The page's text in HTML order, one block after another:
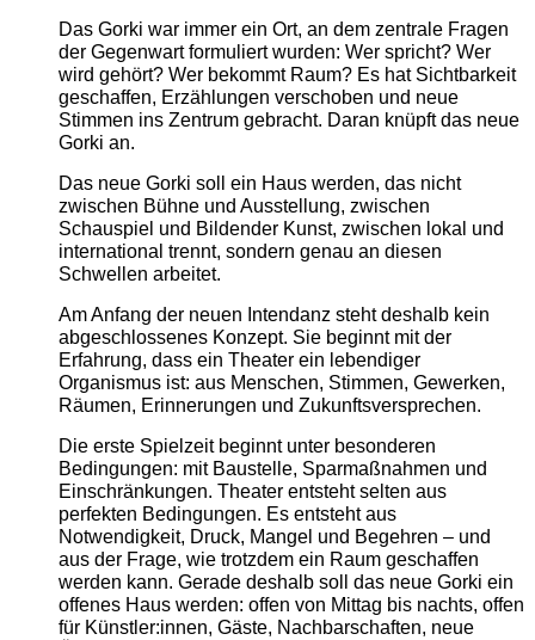
Das Gorki war immer ein Ort, an dem zentrale Fragen
der Gegenwart formuliert wurden: Wer spricht? Wer
wird gehört? Wer bekommt Raum? Es hat Sichtbarkeit
geschaffen, Erzählungen verschoben und neue
Stimmen ins Zentrum gebracht. Daran knüpft das neue
Gorki an.
Das neue Gorki soll ein Haus werden, das nicht
zwischen Bühne und Ausstellung, zwischen
Schauspiel und Bildender Kunst, zwischen lokal und
international trennt, sondern genau an diesen
Schwellen arbeitet.
Am Anfang der neuen Intendanz steht deshalb kein
abgeschlossenes Konzept. Sie beginnt mit der
Erfahrung, dass ein Theater ein lebendiger
Organismus ist: aus Menschen, Stimmen, Gewerken,
Räumen, Erinnerungen und Zukunftsversprechen.
Die erste Spielzeit beginnt unter besonderen
Bedingungen: mit Baustelle, Sparmaßnahmen und
Einschränkungen. Theater entsteht selten aus
perfekten Bedingungen. Es entsteht aus
Notwendigkeit, Druck, Mangel und Begehren – und
aus der Frage, wie trotzdem ein Raum geschaffen
werden kann. Gerade deshalb soll das neue Gorki ein
offenes Haus werden: offen von Mittag bis nachts, offen
für Künstler:innen, Gäste, Nachbarschaften, neue